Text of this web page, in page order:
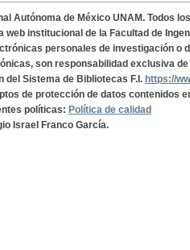
Autónoma de México UNAM. Todos
web institucional de la Facultad de
personales de investigación o
son responsabilidad exclusiva
del Sistema de Bibliotecas F.I. https://
de protección de datos contenidos
políticas: Política de calidad
Israel Franco García.